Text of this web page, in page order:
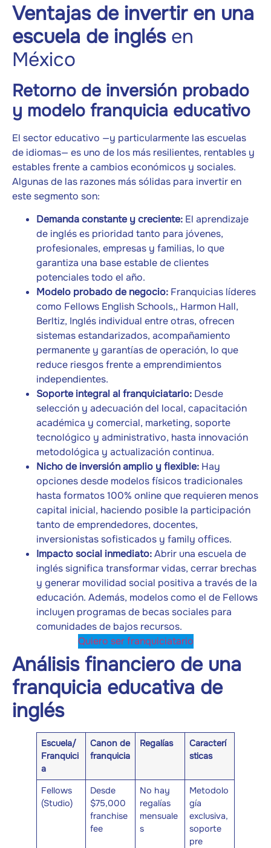
Ventajas de invertir en una
escuela de inglésen
México
Retorno de inversión probado
y modelo franquicia educativo
El sector educativo —y particularmente las escuelas
de idiomas— es uno de los más resilientes, rentables y
estables frente a cambios económicos y sociales.
Algunas de las razones más sólidas para invertir en
este segmento son:
Demanda constante y creciente: El aprendizaje
de inglés es prioridad tanto para jóvenes,
profesionales, empresas y familias, lo que
garantiza una base estable de clientes
potenciales todo el año.
Modelo probado de negocio: Franquicias líderes
como Fellows English Schools,, Harmon Hall,
Berltiz, Inglés individual entre otras, ofrecen
sistemas estandarizados, acompañamiento
permanente y garantías de operación, lo que
reduce riesgos frente a emprendimientos
independientes.
Soporte integral al franquiciatario: Desde
selección y adecuación del local, capacitación
académica y comercial, marketing, soporte
tecnológico y administrativo, hasta innovación
metodológica y actualización continua.
Nicho de inversión amplio y flexible: Hay
opciones desde modelos físicos tradicionales
hasta formatos 100% online que requieren menos
capital inicial, haciendo posible la participación
tanto de emprendedores, docentes,
inversionistas sofisticados y family offices.
Impacto social inmediato:Abrir una escuela de
inglés significa transformar vidas, cerrar brechas
y generar movilidad social positiva a través de la
educación. Además, modelos como el de Fellows
incluyen programas de becas sociales para
comunidades de bajos recursos.
Quiero ser franquiciatario
Análisis financiero de una
franquicia educativa de
inglés
Escuela/
Franquici
a
Canon de
franquicia
Regalías
Caracterí
sticas
Fellows
(Studio)
Desde
$75,000
franchise
fee
No hay
regalías
mensuale
s
Metodolo
gía
exclusiva,
soporte
pre